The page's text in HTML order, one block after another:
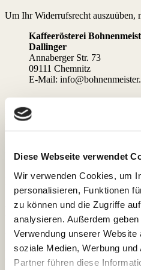
Diese Webseite verwendet
Wir verwenden Cookies, um
personalisieren, Funktionen
zu können und die Zugriffe
analysieren. Außerdem
Verwendung unserer
soziale Medien, Werbung
Partner führen diese
Um Ihr Widerrufsrecht auszuüben,
Kaffeerösterei
Dallinger
Annaberger Str. 73
09111 Chemnitz
E-Mail:
mittels einer eindeutigen Erklärung
Brief oder E-Mail) über Ihren
widerrufen, informieren.
verwenden, das jedoch nicht
Zur Wahrung der Widerrufsfrist
vor Ablauf der Frist absenden.
Folgen des Widerrufs
Wenn Sie diesen Vertrag
Zahlungen, die wir von Ihnen
einschließlich der Lieferkosten